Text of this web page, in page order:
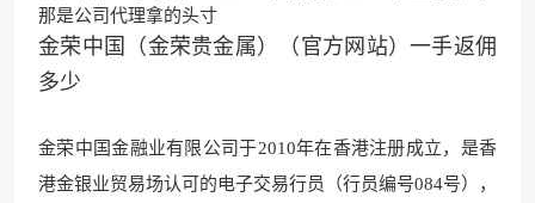
那是公司代理拿的头寸
金荣中国（金荣贵金属）（官方网站）一手返佣
多少
金荣中国金融业有限公司于2010年在香港注册成立，是香
港金银业贸易场认可的电子交易行员（行员编号084号），